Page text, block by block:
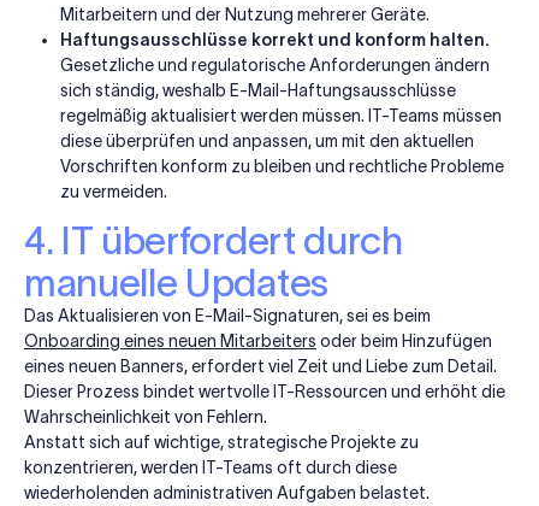
Mitarbeitern und der Nutzung mehrerer Geräte.
Haftungsausschlüsse korrekt und konform halten.
Gesetzliche und regulatorische Anforderungen ändern
sich ständig, weshalb E-Mail-Haftungsausschlüsse
regelmäßig aktualisiert werden müssen. IT-Teams müssen
diese überprüfen und anpassen, um mit den aktuellen
Vorschriften konform zu bleiben und rechtliche Probleme
zu vermeiden.
4. IT überfordert durch
manuelle Updates
Das Aktualisieren von E-Mail-Signaturen, sei es beim
Onboarding eines neuen Mitarbeiters oder beim Hinzufügen
eines neuen Banners, erfordert viel Zeit und Liebe zum Detail.
Dieser Prozess bindet wertvolle IT-Ressourcen und erhöht die
Wahrscheinlichkeit von Fehlern.
Anstatt sich auf wichtige, strategische Projekte zu
konzentrieren, werden IT-Teams oft durch diese
wiederholenden administrativen Aufgaben belastet.